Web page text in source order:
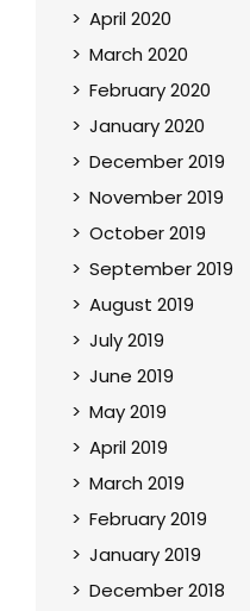
April 2020
March 2020
February 2020
January 2020
December 2019
November 2019
October 2019
September 2019
August 2019
July 2019
June 2019
May 2019
April 2019
March 2019
February 2019
January 2019
December 2018